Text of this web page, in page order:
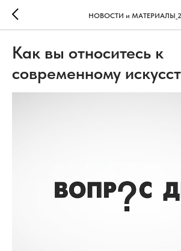
НОВОСТИ и МАТЕРИАЛЫ_2
Как вы относитесь к
современному